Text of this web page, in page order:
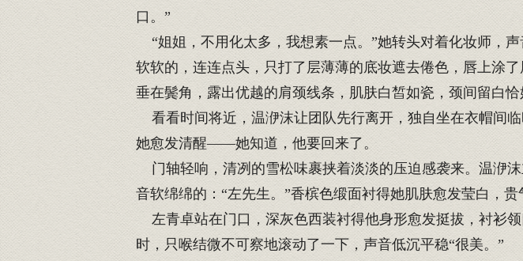
口。”
“姐姐，不用化太多，我想素一点。”她转头对着化妆师，
软软的，连连点头，只打了层薄薄的底妆遮去倦色，唇上涂
垂在鬓角，露出优越的肩颈线条，肌肤白皙如瓷，颈间留白恰
看看时间将近，温洢沫让团队先行离开，独自坐在衣帽间
她愈发清醒——她知道，他要回来了。
门轴轻响，清冽的雪松味裹挟着淡淡的压迫感袭来。温洢
音软绵绵的：“左先生。”香槟色缎面衬得她肌肤愈发莹白，
左青卓站在门口，深灰色西装衬得他身形愈发挺拔，衬衫
时，只喉结微不可察地滚动了一下，声音低沉平稳“很美。”